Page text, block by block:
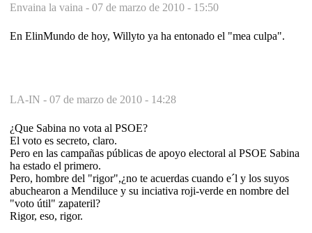
Envaina la vaina - 07 de marzo de 2010 - 15:50
En ElinMundo de hoy, Willyto ya ha entonado el "mea culpa".
LA-IN - 07 de marzo de 2010 - 14:28
¿Que Sabina no vota al PSOE?
El voto es secreto, claro.
Pero en las campañas públicas de apoyo electoral al PSOE Sabina
ha estado el primero.
Pero, hombre del "rigor",¿no te acuerdas cuando e´l y los suyos
abuchearon a Mendiluce y su inciativa roji-verde en nombre del
"voto útil" zapateril?
Rigor, eso, rigor.